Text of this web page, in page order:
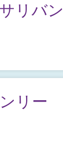
リバン
リー